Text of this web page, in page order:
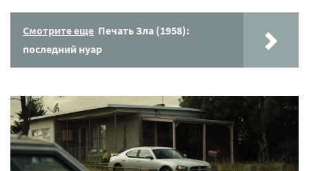
Смотрите еще Печать Зла (1958):
последний нуар